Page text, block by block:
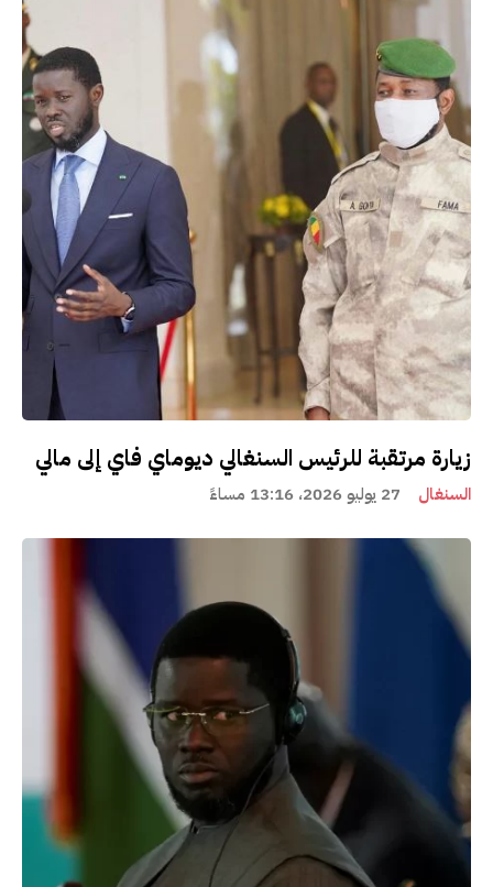
زيارة مرتقبة للرئيس السنغالي ديوماي فاي إلى مالي
السنغال 27 يوليو 2026، 13:16 مساءً